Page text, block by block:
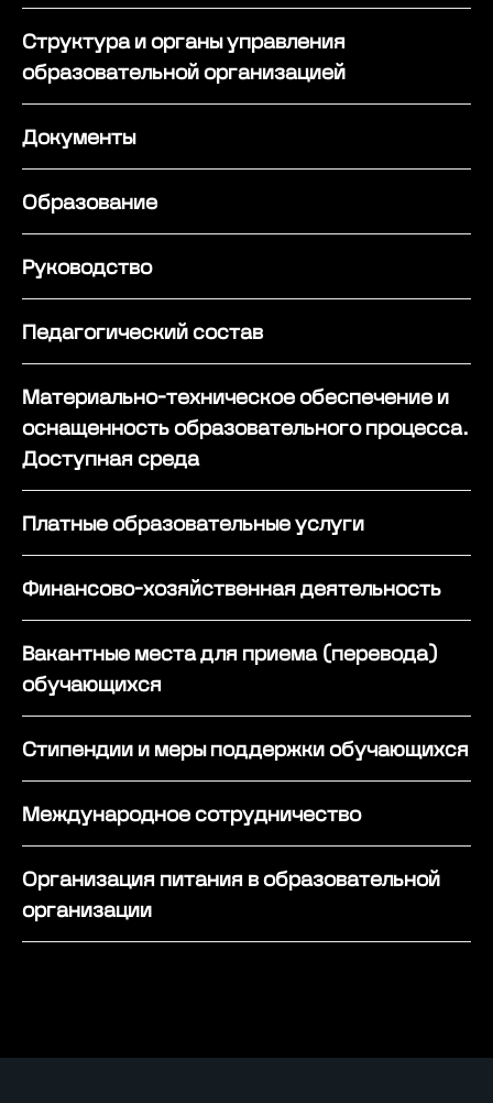
Структура и органы управления
образовательной организацией
Документы
Образование
Руководство
Педагогический состав
Материально-техническое обеспечение и
оснащенность образовательного процесса.
Доступная среда
Платные образовательные услуги
Финансово-хозяйственная деятельность
Вакантные места для приема (перевода)
обучающихся
Стипендии и меры поддержки обучающихся
Международное сотрудничество
Организация питания в образовательной
организации
Программы обучения
О Нижнем Новгороде
Поступающим
Об ИТ-кампусе
Студенческая жизнь